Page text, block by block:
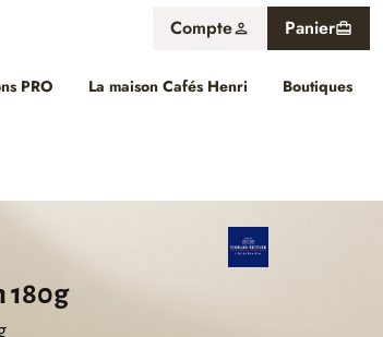
Compteperson Paniercard_travel
PRO La maison Cafés Henri Boutiques
180g